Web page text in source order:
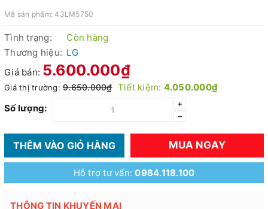
Mã sản phẩm:43LM5750
Tình trạng:
Còn hàng
Thương hiệu: LG
Giá bán: 5.600.000₫
Giá thị trường: 9.650.000₫ Tiết kiệm: 4.050.000₫
Số lượng:
+
–
THÊM VÀO GIỎ HÀNG MUA NGAY
Hỗ trợ tư vấn:0984.118.100
THÔNG TIN KHUYẾN MẠI